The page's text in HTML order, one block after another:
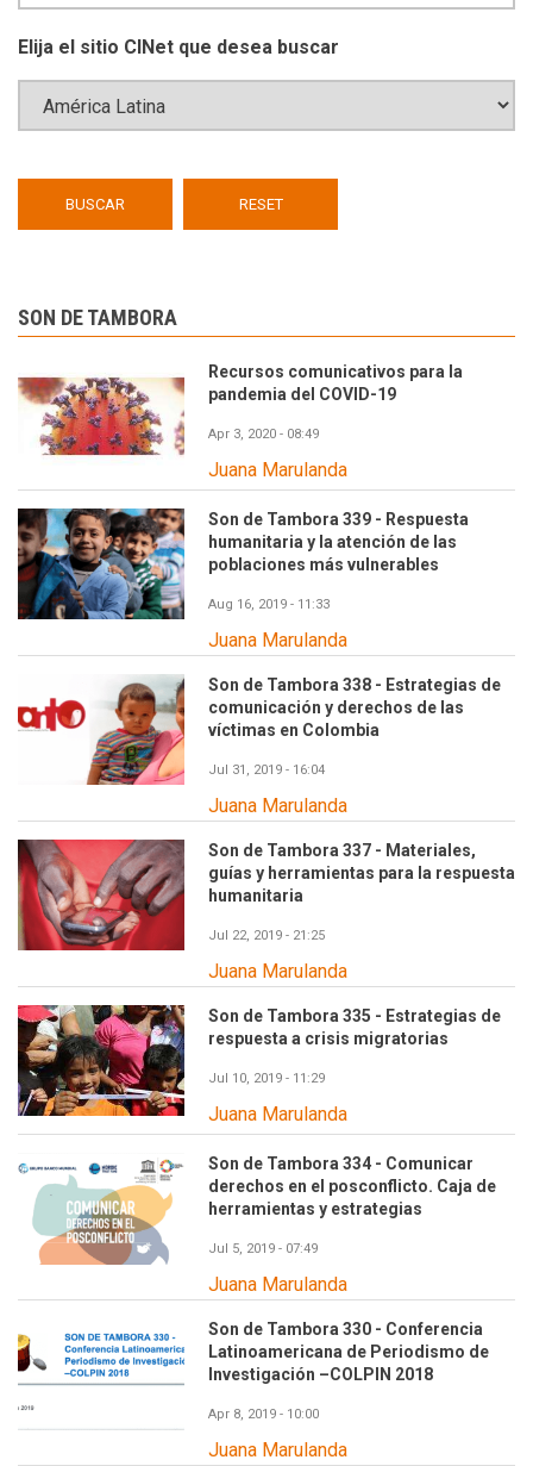
Elija el sitio CINet que desea buscar
SON DE TAMBORA
Recursos comunicativos para la
pandemia del COVID-19
Apr 3, 2020 - 08:49
Juana Marulanda
Son de Tambora 339 - Respuesta
humanitaria y la atención de las
poblaciones más vulnerables
Aug 16, 2019 - 11:33
Juana Marulanda
Son de Tambora 338 - Estrategias de
comunicación y derechos de las
víctimas en Colombia
Jul 31, 2019 - 16:04
Juana Marulanda
Son de Tambora 337 - Materiales,
guías y herramientas para la respuesta
humanitaria
Jul 22, 2019 - 21:25
Juana Marulanda
Son de Tambora 335 - Estrategias de
respuesta a crisis migratorias
Jul 10, 2019 - 11:29
Juana Marulanda
Son de Tambora 334 - Comunicar
derechos en el posconflicto. Caja de
herramientas y estrategias
Jul 5, 2019 - 07:49
Juana Marulanda
Son de Tambora 330 - Conferencia
Latinoamericana de Periodismo de
Investigación –COLPIN 2018
Apr 8, 2019 - 10:00
Juana Marulanda